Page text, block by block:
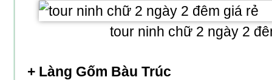
tour ninh chữ 2 ngày 2
+ Làng Gốm Bàu Trúc